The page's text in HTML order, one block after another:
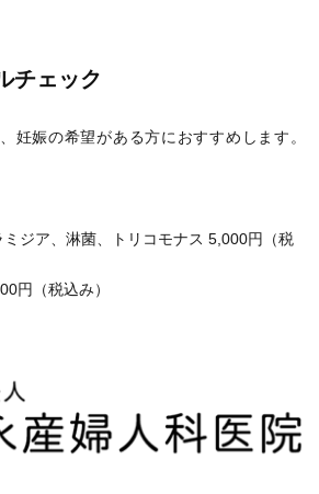
チェック
妊娠の希望がある方におすすめします。
ジア、淋菌、トリコモナス 5,000円（税
円（税込み）